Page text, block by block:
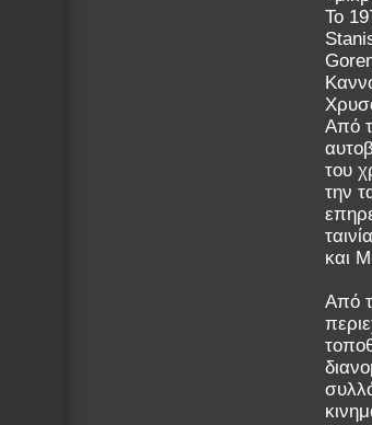
Το
Από
του
την
και
Από